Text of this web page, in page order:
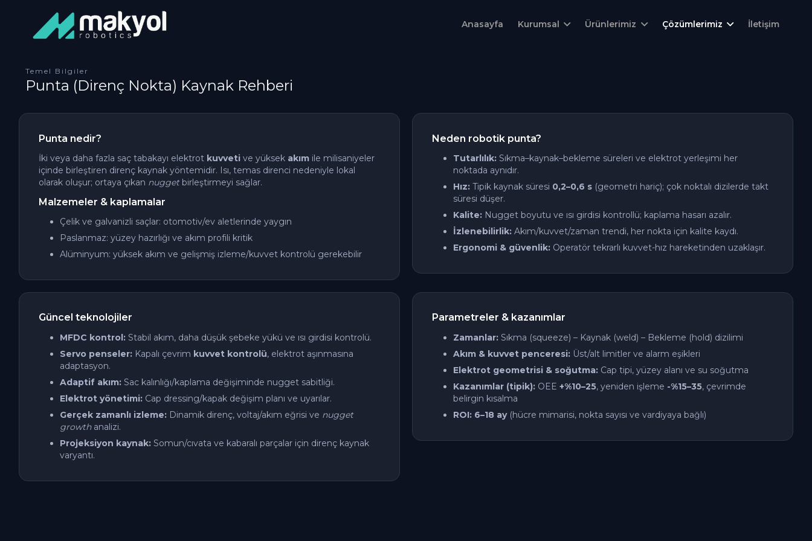
Anasayfa Kurumsal Ürünlerimiz Çözümlerimiz İletişim
Temel Bilgiler
Punta (Direnç Nokta) Kaynak Rehberi
Punta nedir?
İki veya daha fazla saç tabakayı elektrot kuvvetive yüksek akımile milisaniyeler
içinde birleştiren direnç kaynak yöntemidir. Isı, temas direnci nedeniyle lokal
olarak oluşur; ortaya çıkan nuggetbirleştirmeyi sağlar.
Malzemeler & kaplamalar
Çelik ve galvanizli saçlar: otomotiv/ev aletlerinde yaygın
Paslanmaz: yüzey hazırlığı ve akım profili kritik
Alüminyum: yüksek akım ve gelişmiş izleme/kuvvet kontrolü gerekebilir
Neden robotik punta?
Tutarlılık:Sıkma–kaynak–bekleme süreleri ve elektrot yerleşimi her
noktada aynıdır.
Hız:Tipik kaynak süresi 0,2–0,6 s(geometri hariç); çok noktalı dizilerde takt
süresi düşer.
Kalite:Nugget boyutu ve ısı girdisi kontrollü; kaplama hasarı azalır.
İzlenebilirlik:Akım/kuvvet/zaman trendi, her nokta için kalite kaydı.
Ergonomi & güvenlik:Operatör tekrarlı kuvvet-hız hareketinden uzaklaşır.
Güncel teknolojiler
MFDC kontrol:Stabil akım, daha düşük şebeke yükü ve ısı girdisi kontrolü.
Servo penseler:Kapalı çevrim kuvvet kontrolü, elektrot aşınmasına
adaptasyon.
Adaptif akım:Sac kalınlığı/kaplama değişiminde nugget sabitliği.
Elektrot yönetimi:Cap dressing/kapak değişim planı ve uyarılar.
Gerçek zamanlı izleme:Dinamik direnç, voltaj/akım eğrisi ve nugget
growthanalizi.
Projeksiyon kaynak:Somun/cıvata ve kabaralı parçalar için direnç kaynak
varyantı.
Parametreler & kazanımlar
Zamanlar:Sıkma (squeeze) – Kaynak (weld) – Bekleme (hold) dizilimi
Akım & kuvvet penceresi:Üst/alt limitler ve alarm eşikleri
Elektrot geometrisi & soğutma:Cap tipi, yüzey alanı ve su soğutma
Kazanımlar (tipik):OEE +%10–25, yeniden işleme -%15–35, çevrimde
belirgin kısalma
ROI: 6–18 ay(hücre mimarisi, nokta sayısı ve vardiyaya bağlı)